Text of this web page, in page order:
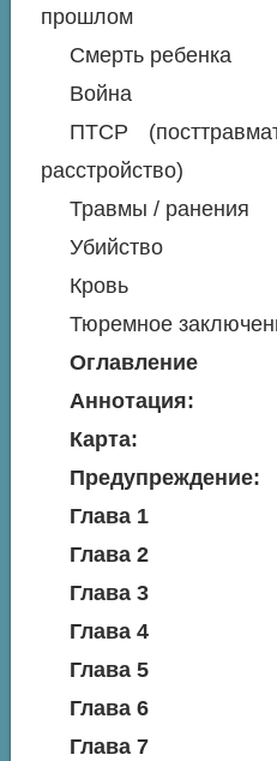
прошлом
Смерть ребенка
Война
ПТСР
расстройство)
Травмы / ранения
Убийство
Кровь
Тюремное
Оглавление
Аннотация:
Карта:
Предупреждение:
Глава 1
Глава 2
Глава 3
Глава 4
Глава 5
Глава 6
Глава 7